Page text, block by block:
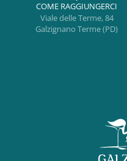
COME RAGGIUNGERCI
Viale delle Terme, 84
Galzignano Terme (PD)